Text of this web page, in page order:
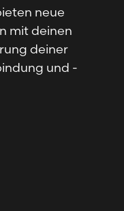
neue
mit deinen
deiner
und -